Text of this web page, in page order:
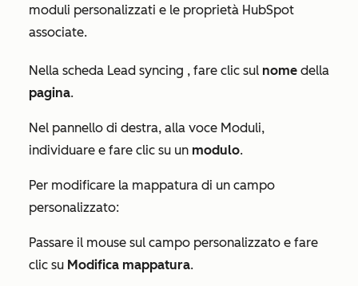
moduli personalizzati e le proprietà HubSpot
associate.
Nella scheda Lead syncing , fare clic sul nome della
pagina.
Nel pannello di destra, alla voce Moduli,
individuare e fare clic su un modulo.
Per modificare la mappatura di un campo
personalizzato:
Passare il mouse sul campo personalizzato e fare
clic su Modifica mappatura.